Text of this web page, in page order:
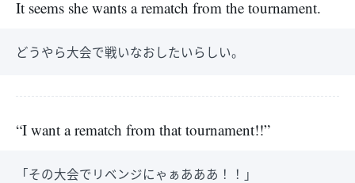
It seems she wants a rematch from the tournament.
どうやら大会で戦いなおしたいらしい。
“I want a rematch from that tournament!!”
「その大会でリベンジにゃぁあああ！！」